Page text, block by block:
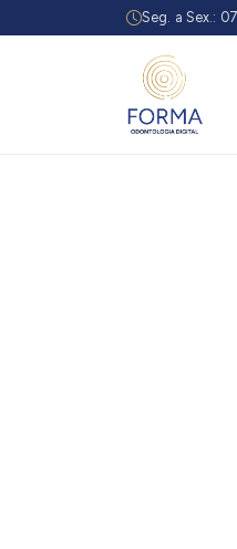
Seg. a Sex.: